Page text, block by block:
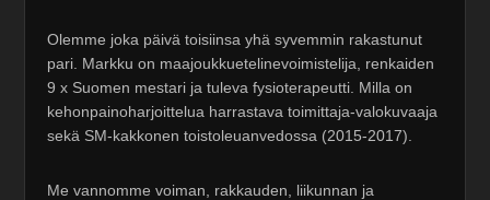
Olemme joka päivä toisiinsa yhä syvemmin rakastunut
pari. Markku on maajoukkuetelinevoimistelija, renkaiden
9 x Suomen mestari ja tuleva fysioterapeutti. Milla on
kehonpainoharjoittelua harrastava toimittaja-valokuvaaja
sekä SM-kakkonen toistoleuanvedossa (2015-2017).
Me vannomme voiman, rakkauden, liikunnan ja